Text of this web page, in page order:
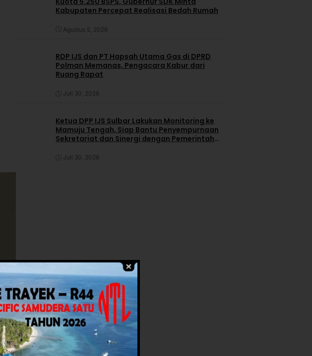
Kabupaten Percepat Realisasi Bedah Rumah
Agustus 5, 2026
RDP IJS dan PT Hapsah Utama Gas di DPRD
Polman Memanas, Pengacara Kabur dari
Ruang Rapat
Juli 30, 2026
Ketua DPP IJS Sulbar Lakukan Monitoring ke
Mamuju Tengah, Siap Bantu Penyempurnaan
Sekretariat dan Sinergi dengan Pemerintah
Juli 30, 2026